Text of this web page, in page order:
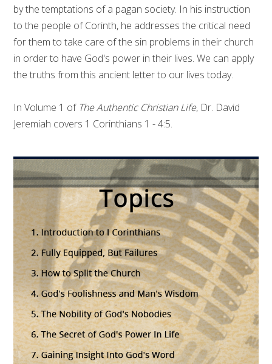
by the temptations of a pagan society. In his instruction
to the people of Corinth, he addresses the critical need
for them to take care of the sin problems in their church
in order to have God's power in their lives. We can apply
the truths from this ancient letter to our lives today.
In Volume 1 of The Authentic Christian Life, Dr. David
Jeremiah covers 1 Corinthians 1 - 4:5.